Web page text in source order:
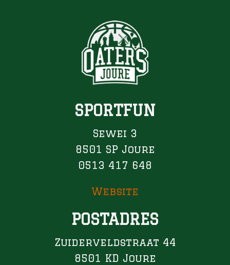
SPORTFUN
Sewei 3
8501 SP Joure
0513 417 648
Website
POSTADRES
Zuiderveldstraat 44
8501 KD Joure